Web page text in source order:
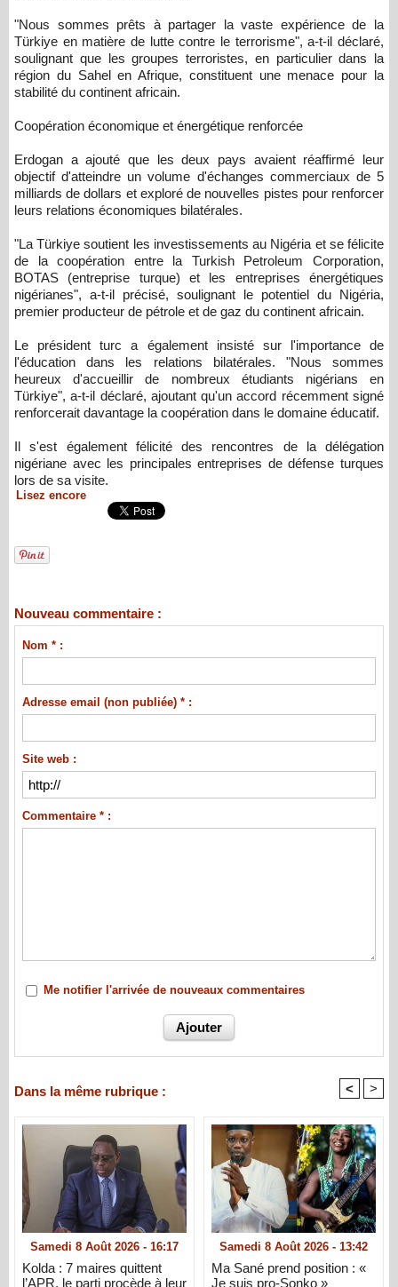
"Nous sommes prêts à partager la vaste expérience de la
Türkiye en matière de lutte contre le terrorisme", a-t-il déclaré,
soulignant que les groupes terroristes, en particulier dans la
région du Sahel en Afrique, constituent une menace pour la
stabilité du continent africain.
Coopération économique et énergétique renforcée
Erdogan a ajouté que les deux pays avaient réaffirmé leur
objectif d'atteindre un volume d'échanges commerciaux de 5
milliards de dollars et exploré de nouvelles pistes pour renforcer
leurs relations économiques bilatérales.
"La Türkiye soutient les investissements au Nigéria et se félicite
de la coopération entre la Turkish Petroleum Corporation,
BOTAS (entreprise turque) et les entreprises énergétiques
nigérianes", a-t-il précisé, soulignant le potentiel du Nigéria,
premier producteur de pétrole et de gaz du continent africain.
Le président turc a également insisté sur l'importance de
l'éducation dans les relations bilatérales. "Nous sommes
heureux d'accueillir de nombreux étudiants nigérians en
Türkiye", a-t-il déclaré, ajoutant qu'un accord récemment signé
renforcerait davantage la coopération dans le domaine éducatif.
Il s'est également félicité des rencontres de la délégation
nigériane avec les principales entreprises de défense turques
lors de sa visite.
Lisez encore
Nouveau commentaire :
Nom * :
Adresse email (non publiée) * :
Site web :
Commentaire * :
Me notifier l'arrivée de nouveaux commentaires
Dans la même rubrique : < >
Samedi 8 Août 2026 - 16:17
Kolda : 7 maires quittent
l’APR, le parti procède à leur
Samedi 8 Août 2026 - 13:42
Ma Sané prend position : «
Je suis pro-Sonko »